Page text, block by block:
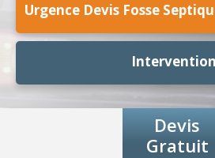
Urgence Devis Fosse
Devis
Gratuit